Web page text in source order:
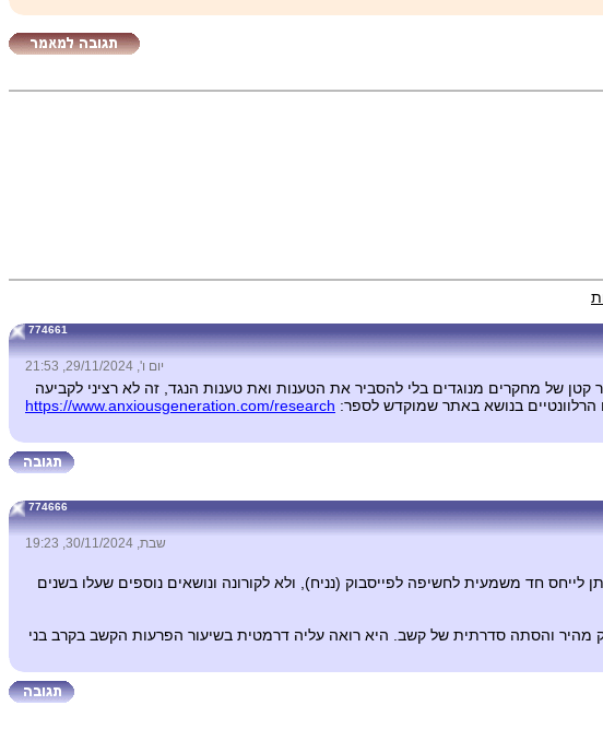
774661
יום ו', 29/11/2024, 21:53
של מחקרים מנוגדים בלי להסביר את הטענות ואת טענות הנגד, זה לא רציני לקביעה
בנושא באתר שמוקדש לספר: https://www.anxiousgeneration.com/research
774666
שבת, 30/11/2024, 19:23
חד משמעית לחשיפה לפייסבוק (נניח), ולא לקורונה ונושאים נוספים שעלו בשנים
מהיר והסתה סדרתית של קשב. היא רואה עליה דרמטית בשיעור הפרעות הקשב בקרב בני